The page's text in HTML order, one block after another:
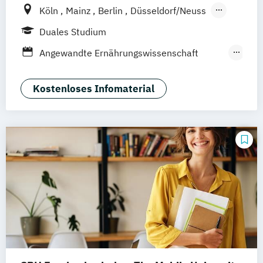
Köln Mainz Berlin
Düsseldorf/Neuss
Solingen
Hamburg
Duales Studium
Angewandte Ernährungswissenschaft
Angewandte Sportwissenschaft (dual)
Dentalhygiene und
Physician Assistance Studium ohne
Vorausbildung (dual)
Physician Assistance mit Vorausbildung
(dual)
Kostenloses Infomaterial